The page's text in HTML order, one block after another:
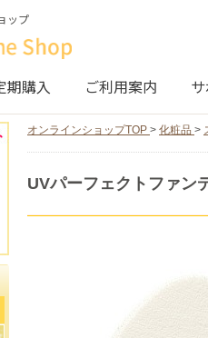
ップ
期購入 ご利用案内
オンラインショップTOP > 化粧品 >
UVパーフェクトファン